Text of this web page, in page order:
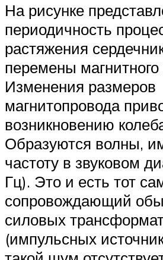
На рисунке
периодичность
растяжения
перемены магнитного
Изменения размеров
магнитопровода
возникновению
Образуются волны,
частоту в звуковом
Гц). Это и есть тот
сопровождающий
силовых
(импульсных